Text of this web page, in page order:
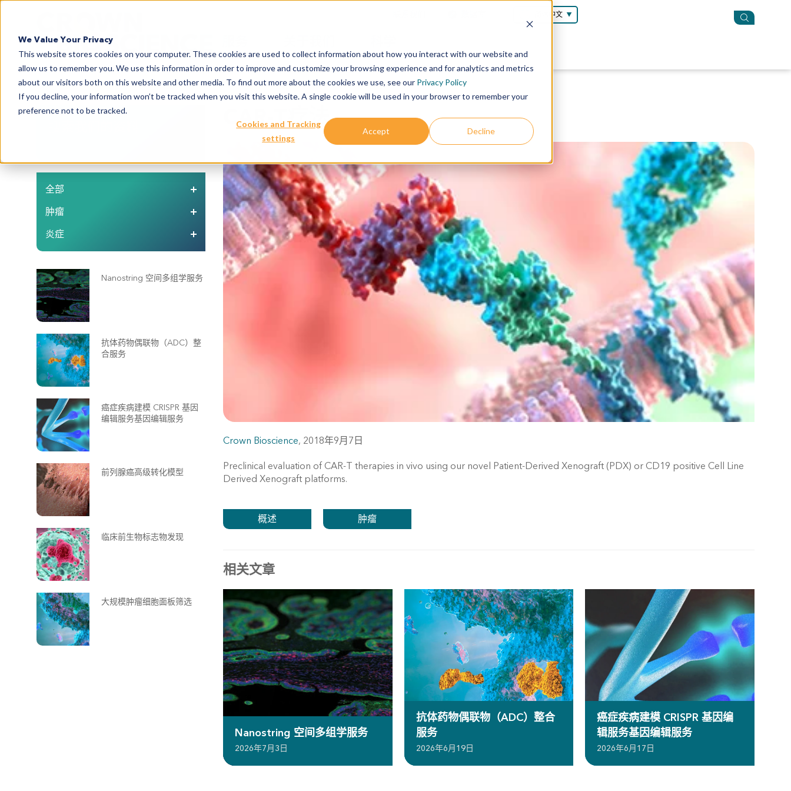
We Value Your Privacy
This website stores cookies on your computer. These cookies are used to collect information about how you interact with our website and
allow us to remember you. We use this information in order to improve and customize your browsing experience and for analytics and metrics
about our visitors both on this website and other media. To find out more about the cookies we use, see our Privacy Policy
If you decline, your information won’t be tracked when you visit this website. A single cookie will be used in your browser to remember your
preference not to be tracked.
Cookies and Tracking
settings
Accept Decline
简体中文
CAR-T疗法
Crown Bioscience, 2018年9月7日
Preclinical evaluation of CAR-T therapies in vivo using our novel Patient-Derived Xenograft (PDX) or CD19 positive Cell Line
Derived Xenograft platforms.
概述 肿瘤
相关文章
Nanostring 空间多组学服务
2026年7月3日
抗体药物偶联物（ADC）整合
服务
2026年6月19日
癌症疾病建模 CRISPR 基因编
辑服务基因编辑服务
2026年6月17日
全部
肿瘤
炎症
Nanostring 空间多组学服务
抗体药物偶联物（ADC）整
合服务
癌症疾病建模 CRISPR 基因
编辑服务基因编辑服务
前列腺癌高级转化模型
临床前生物标志物发现
大规模肿瘤细胞面板筛选